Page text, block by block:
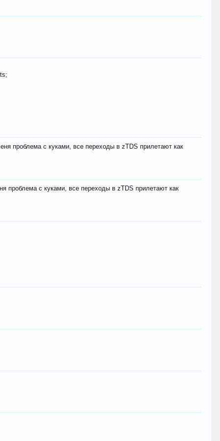
проблема с куками, все переходы в zTDS прилетают как
проблема с куками, все переходы в zTDS прилетают как